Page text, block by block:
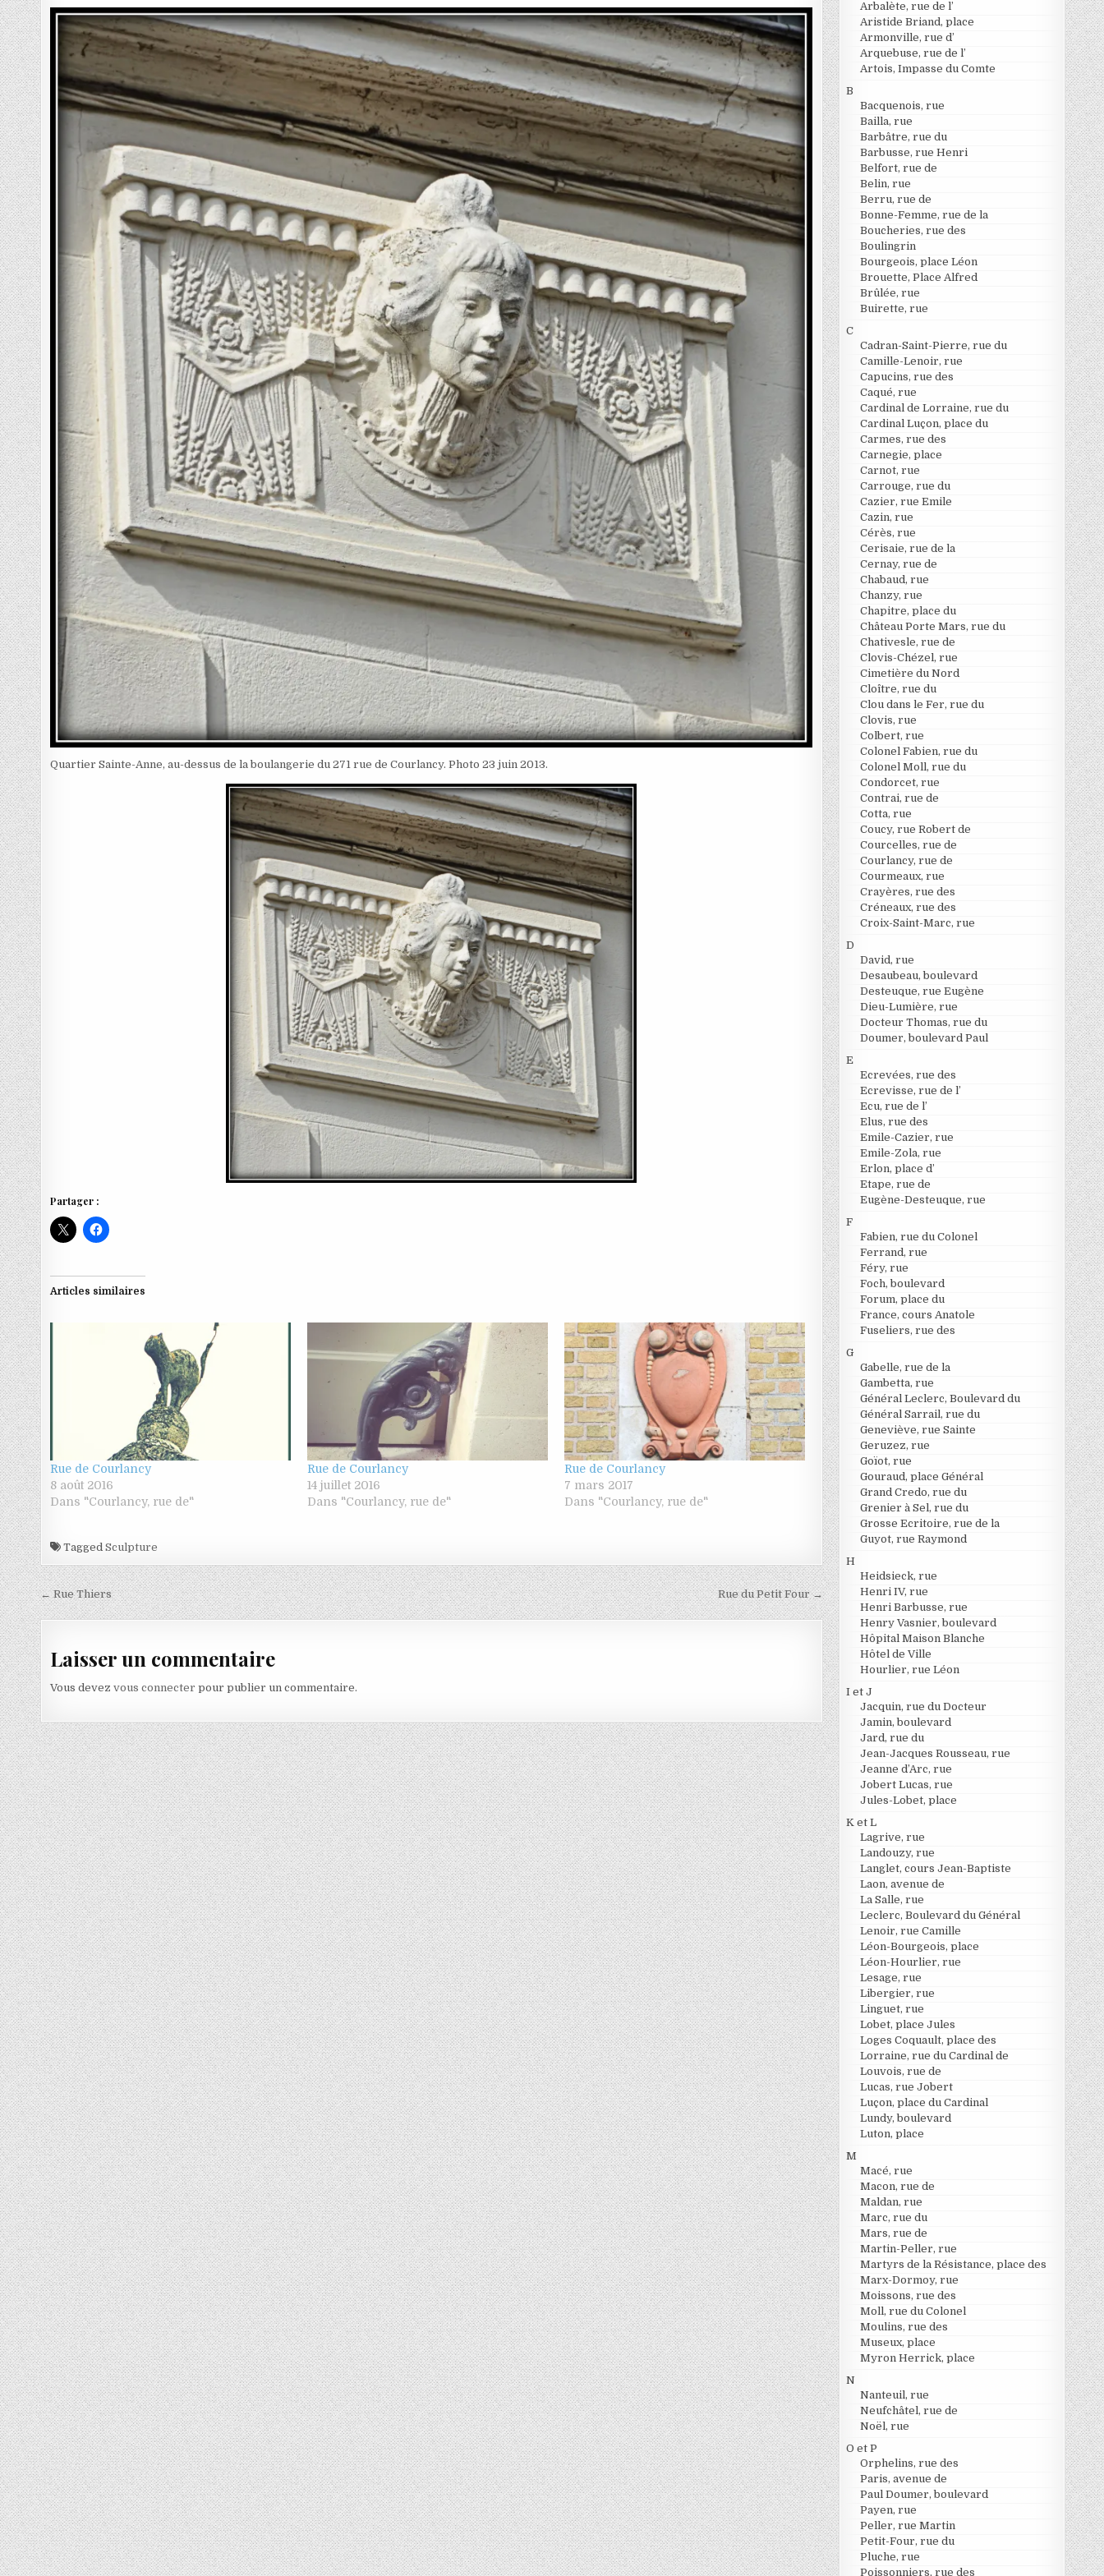
Quartier Sainte-Anne, au-dessus de la boulangerie du 271 rue de Courlancy. Photo 23 juin 2013.
Partager :
Articles similaires
Rue de Courlancy
8 août 2016
Dans "Courlancy, rue de"
Rue de Courlancy
14 juillet 2016
Dans "Courlancy, rue de"
Rue de Courlancy
7 mars 2017
Dans "Courlancy, rue de"
TaggedSculpture
Navigation de l’article Rue du Petit Four →
← Rue Thiers
Laisser un commentaire
Vous devezvous connecter pour publier un commentaire.
Arbalète, rue de l’
Aristide Briand, place
Armonville, rue d’
Arquebuse, rue de l’
Artois, Impasse du Comte
B
Bacquenois, rue
Bailla, rue
Barbâtre, rue du
Barbusse, rue Henri
Belfort, rue de
Belin, rue
Berru, rue de
Bonne-Femme, rue de la
Boucheries, rue des
Boulingrin
Bourgeois, place Léon
Brouette, Place Alfred
Brûlée, rue
Buirette, rue
C
Cadran-Saint-Pierre, rue du
Camille-Lenoir, rue
Capucins, rue des
Caqué, rue
Cardinal de Lorraine, rue du
Cardinal Luçon, place du
Carmes, rue des
Carnegie, place
Carnot, rue
Carrouge, rue du
Cazier, rue Emile
Cazin, rue
Cérès, rue
Cerisaie, rue de la
Cernay, rue de
Chabaud, rue
Chanzy, rue
Chapitre, place du
Château Porte Mars, rue du
Chativesle, rue de
Clovis-Chézel, rue
Cimetière du Nord
Cloître, rue du
Clou dans le Fer, rue du
Clovis, rue
Colbert, rue
Colonel Fabien, rue du
Colonel Moll, rue du
Condorcet, rue
Contrai, rue de
Cotta, rue
Coucy, rue Robert de
Courcelles, rue de
Courlancy, rue de
Courmeaux, rue
Crayères, rue des
Créneaux, rue des
Croix-Saint-Marc, rue
D
David, rue
Desaubeau, boulevard
Desteuque, rue Eugène
Dieu-Lumière, rue
Docteur Thomas, rue du
Doumer, boulevard Paul
E
Ecrevées, rue des
Ecrevisse, rue de l’
Ecu, rue de l’
Elus, rue des
Emile-Cazier, rue
Emile-Zola, rue
Erlon, place d’
Etape, rue de
Eugène-Desteuque, rue
F
Fabien, rue du Colonel
Ferrand, rue
Féry, rue
Foch, boulevard
Forum, place du
France, cours Anatole
Fuseliers, rue des
G
Gabelle, rue de la
Gambetta, rue
Général Leclerc, Boulevard du
Général Sarrail, rue du
Geneviève, rue Sainte
Geruzez, rue
Goïot, rue
Gouraud, place Général
Grand Credo, rue du
Grenier à Sel, rue du
Grosse Ecritoire, rue de la
Guyot, rue Raymond
H
Heidsieck, rue
Henri IV, rue
Henri Barbusse, rue
Henry Vasnier, boulevard
Hôpital Maison Blanche
Hôtel de Ville
Hourlier, rue Léon
I et J
Jacquin, rue du Docteur
Jamin, boulevard
Jard, rue du
Jean-Jacques Rousseau, rue
Jeanne d’Arc, rue
Jobert Lucas, rue
Jules-Lobet, place
K et L
Lagrive, rue
Landouzy, rue
Langlet, cours Jean-Baptiste
Laon, avenue de
La Salle, rue
Leclerc, Boulevard du Général
Lenoir, rue Camille
Léon-Bourgeois, place
Léon-Hourlier, rue
Lesage, rue
Libergier, rue
Linguet, rue
Lobet, place Jules
Loges Coquault, place des
Lorraine, rue du Cardinal de
Louvois, rue de
Lucas, rue Jobert
Luçon, place du Cardinal
Lundy, boulevard
Luton, place
M
Macé, rue
Macon, rue de
Maldan, rue
Marc, rue du
Mars, rue de
Martin-Peller, rue
Martyrs de la Résistance, place des
Marx-Dormoy, rue
Moissons, rue des
Moll, rue du Colonel
Moulins, rue des
Museux, place
Myron Herrick, place
N
Nanteuil, rue
Neufchâtel, rue de
Noël, rue
O et P
Orphelins, rue des
Paris, avenue de
Paul Doumer, boulevard
Payen, rue
Peller, rue Martin
Petit-Four, rue du
Pluche, rue
Poissonniers, rue des